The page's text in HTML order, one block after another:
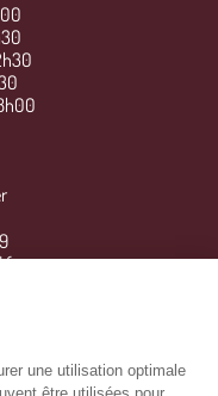
une utilisation optimale
être utilisées pour